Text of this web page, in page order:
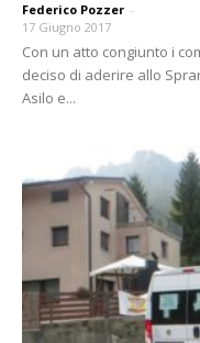
Federico Pozzer -
17 Giugno 2017
Con un atto congiunto i
deciso di aderire allo
Asilo e...